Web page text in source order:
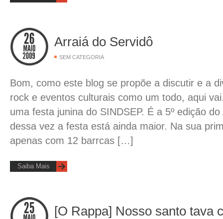
Arraiá do Servidô
SEM CATEGORIA
Bom, como este blog se propõe a discutir e a
rock e eventos culturais como um todo, aqui
uma festa junina do SINDSEP. É a 5º edição
dessa vez a festa está ainda maior. Na sua
apenas com 12 barrcas […]
Saiba Mais
[O Rappa] Nosso santo tava